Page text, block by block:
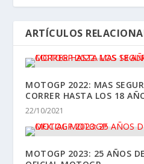
ARTÍCULOS
MOTOGP 2022: MAS
CORRER HASTA LOS 18
22/10/2021
MOTOGP 2023: 25 AÑOS